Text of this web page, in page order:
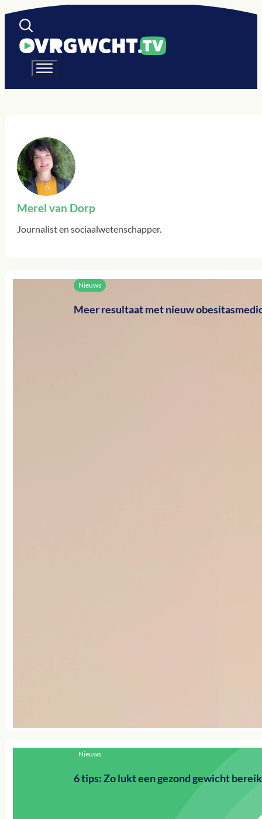
Merel van Dorp
Journalist en sociaalwetenschapper.
Nieuws
Meer resultaat met nieuw
Nieuws
6 tips: Zo lukt een gezond gewicht